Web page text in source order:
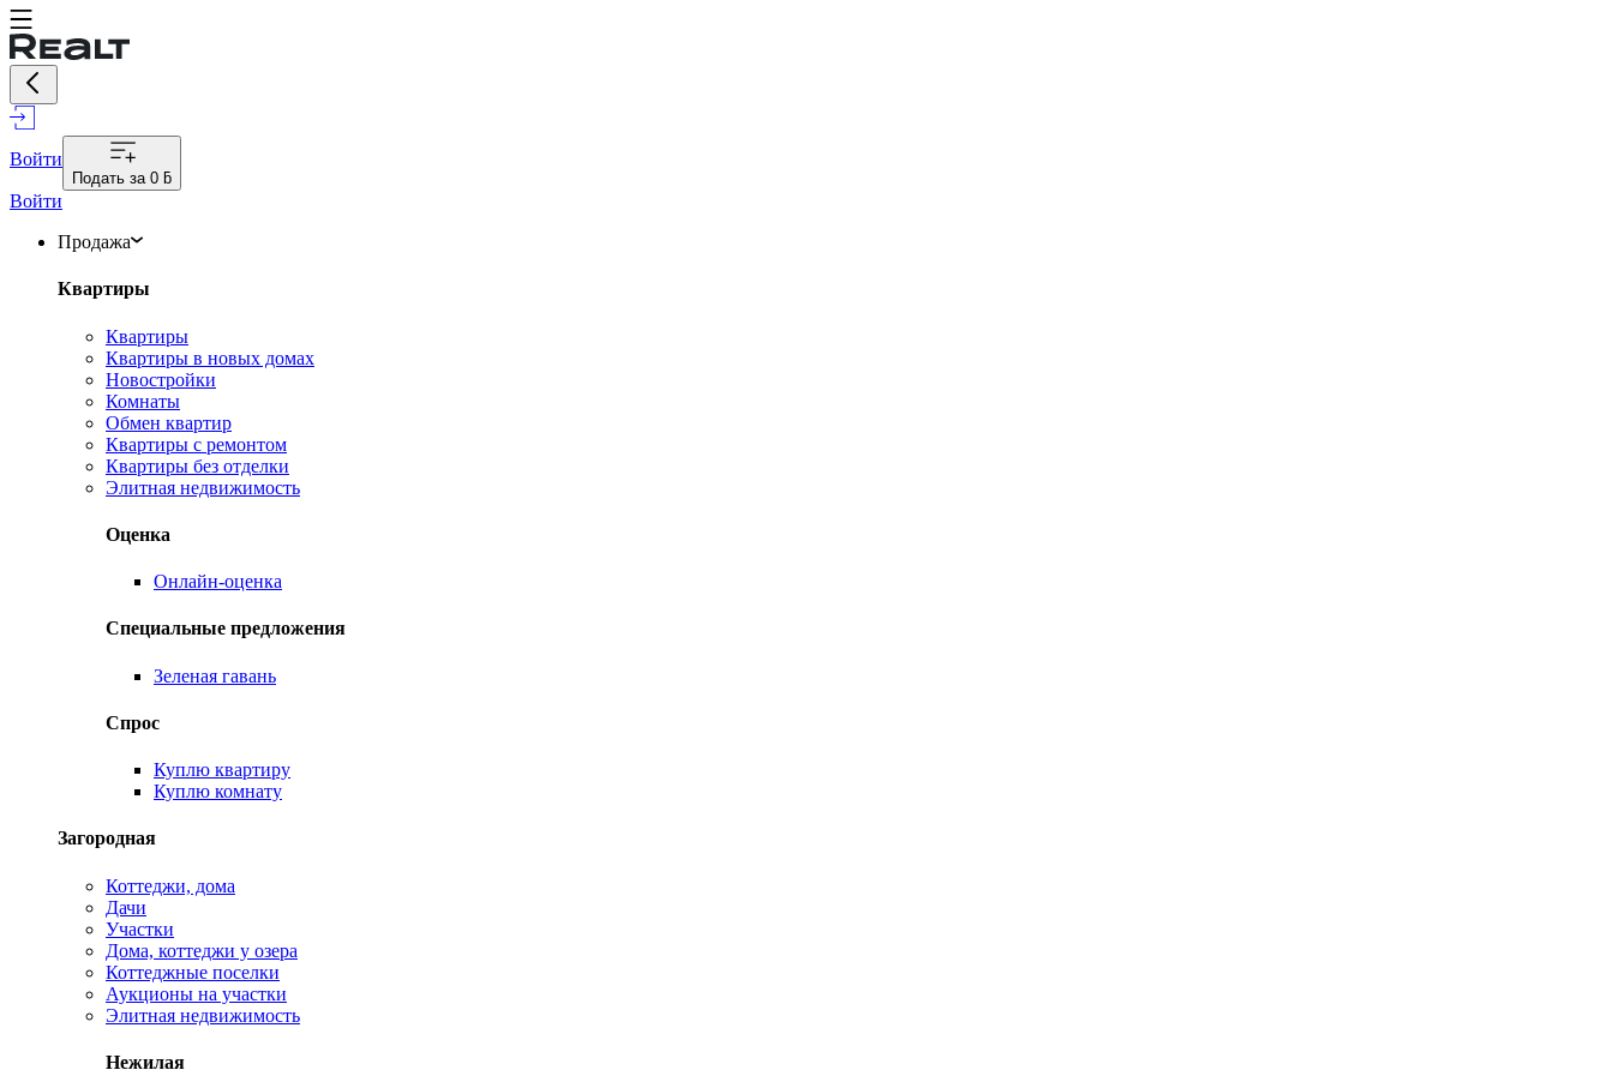
Войти
Подать за 0 ƃ
Войти
Продажа
Квартиры
Квартиры
Квартиры в новых домах
Новостройки
Комнаты
Обмен квартир
Квартиры с ремонтом
Квартиры без отделки
Элитная недвижимость
Оценка
Онлайн-оценка
Специальные предложения
Зеленая гавань
Спрос
Куплю квартиру
Куплю комнату
Загородная
Коттеджи, дома
Дачи
Участки
Дома, коттеджи у озера
Коттеджные поселки
Аукционы на участки
Элитная недвижимость
Нежилая